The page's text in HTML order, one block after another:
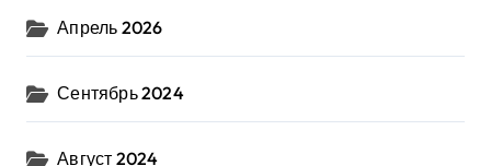
Апрель 2026
Сентябрь 2024
Август 2024